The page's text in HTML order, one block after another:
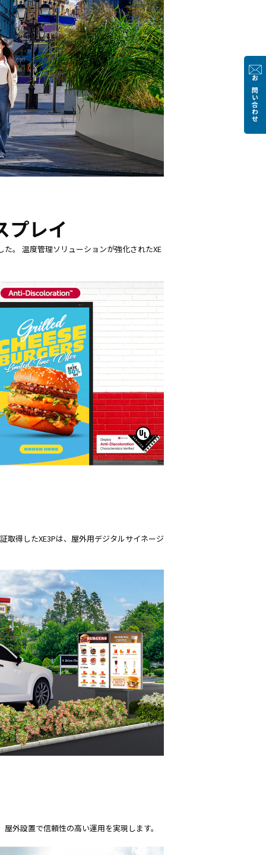
お問い合わせ
プレイ
。 温度管理ソリューションが強化されたXE
取得したXE3Pは、屋外用デジタルサイネージ
外設置で信頼性の高い運用を実現します。